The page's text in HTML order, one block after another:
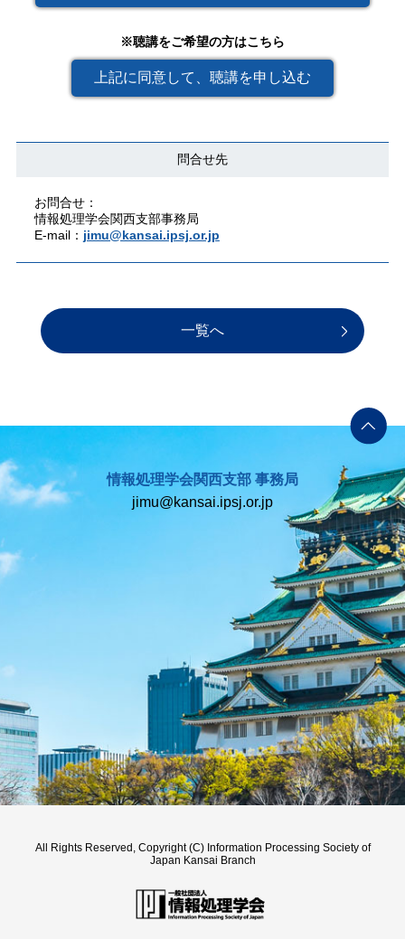
※聴講をご希望の方はこちら
上記に同意して、聴講を申し込む
問合せ先
お問合せ：
情報処理学会関西支部事務局
E-mail： jimu@kansai.ipsj.or.jp
一覧へ
情報処理学会関西支部 事務局
jimu@kansai.ipsj.or.jp
All Rights Reserved, Copyright (C) Information Processing Society of
Japan Kansai Branch